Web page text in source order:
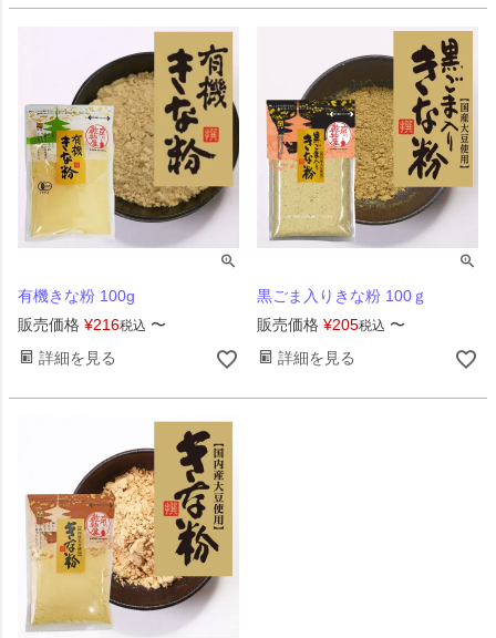
有機きな粉 100g
販売価格 ¥216税込 〜
詳細を見る
黒ごま入りきな粉 100ｇ
販売価格 ¥205税込 〜
詳細を見る